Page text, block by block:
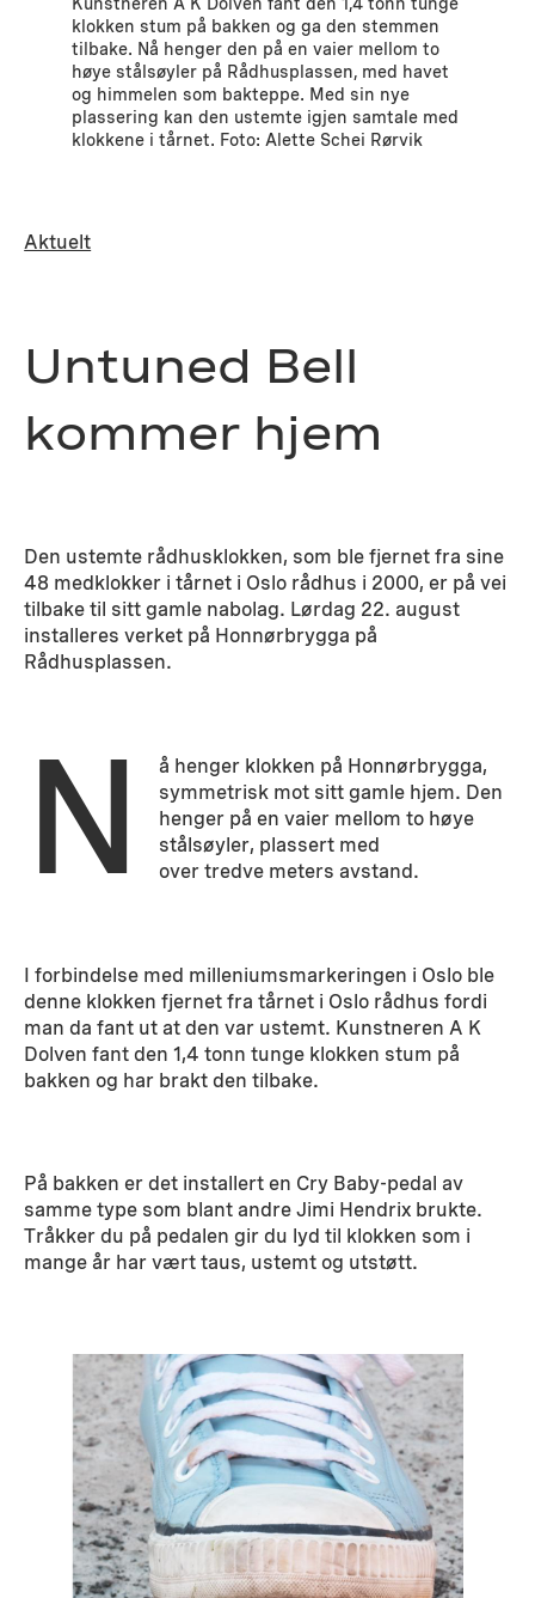
klokken stum på bakken og ga den stemmen
tilbake. Nå henger den på en vaier mellom to
høye stålsøyler på Rådhusplassen, med havet
og himmelen som bakteppe. Med sin nye
plassering kan den ustemte igjen samtale med
klokkene i tårnet. Foto: Alette Schei Rørvik
Aktuelt
Untuned Bell
kommer hjem
Den ustemte rådhusklokken, som ble fjernet fra sine
48 medklokker i tårnet i Oslo rådhus i 2000, er på vei
tilbake til sitt gamle nabolag. Lørdag 22. august
installeres verket på Honnørbrygga på
Rådhusplassen.
N
å henger klokken på Honnørbrygga,
symmetrisk mot sitt gamle hjem. Den
henger på en vaier mellom to høye
stålsøyler, plassert med
over tredve meters avstand.
I forbindelse med milleniumsmarkeringen i Oslo ble
denne klokken fjernet fra tårnet i Oslo rådhus fordi
man da fant ut at den var ustemt. Kunstneren A K
Dolven fant den 1,4 tonn tunge klokken stum på
bakken og har brakt den tilbake.
På bakken er det installert en Cry Baby-pedal av
samme type som blant andre Jimi Hendrix brukte.
Tråkker du på pedalen gir du lyd til klokken som i
mange år har vært taus, ustemt og utstøtt.